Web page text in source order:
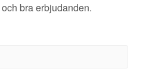
bra erbjudanden.